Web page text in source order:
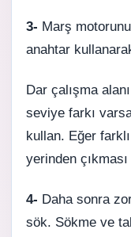
3- Marş
anahtar
Dar çalışma
seviye farkı
kullan. Eğer
yerinden
4- Daha sonra
sök. Sökme ve